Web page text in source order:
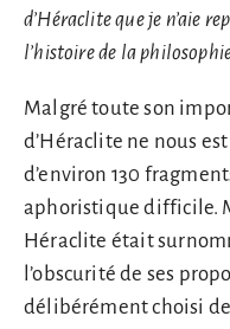
d’Héraclite que je n’aie
l’histoire de la
Malgré toute son
d’Héraclite ne nous
d’environ 130
aphoristique difficile.
Héraclite était
l’obscurité de ses
délibérément choisi